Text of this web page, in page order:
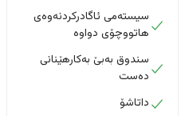
سیستەمی ئاگادرکردنەوەی
هاتووچۆی دواوە
سندوق بەبێ بەکارهێنانی
دەست
داتاشۆ